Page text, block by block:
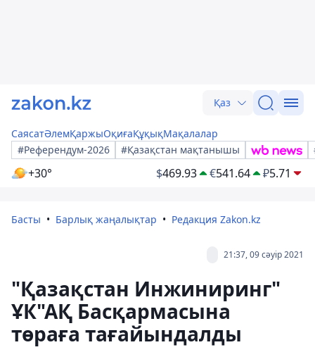
Қаз
СаясатӘлемҚаржыОқиғаҚұқықМақалалар
#Референдум-2026
#Қазақстан мақтанышы
+30° $469.93 €541.64 ₽5.71
Басты Барлық жаңалықтар Редакция Zakon.kz
21:37, 09 сәуір 2021
"Қазақстан Инжиниринг"
ҰК"АҚ Басқармасына
төраға тағайындалды